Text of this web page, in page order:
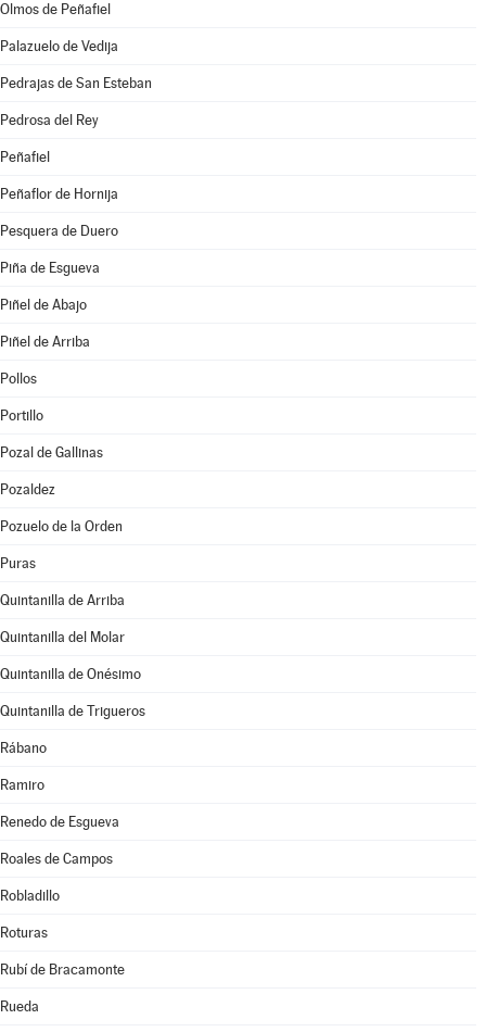
Olmos de Peñafiel
Palazuelo de Vedija
Pedrajas de San Esteban
Pedrosa del Rey
Peñafiel
Peñaflor de Hornija
Pesquera de Duero
Piña de Esgueva
Piñel de Abajo
Piñel de Arriba
Pollos
Portillo
Pozal de Gallinas
Pozaldez
Pozuelo de la Orden
Puras
Quintanilla de Arriba
Quintanilla del Molar
Quintanilla de Onésimo
Quintanilla de Trigueros
Rábano
Ramiro
Renedo de Esgueva
Roales de Campos
Robladillo
Roturas
Rubí de Bracamonte
Rueda